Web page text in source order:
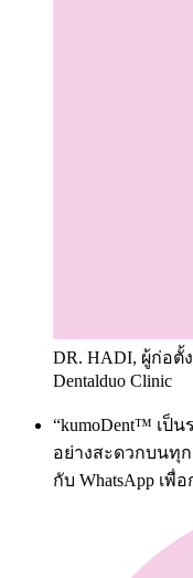
DR. HADI, ผู้ก่อตั้ง
Dentalduo Clinic
“kumoDent™ เป็
อย่างสะดวกบนทุ
กับ WhatsApp เพื่